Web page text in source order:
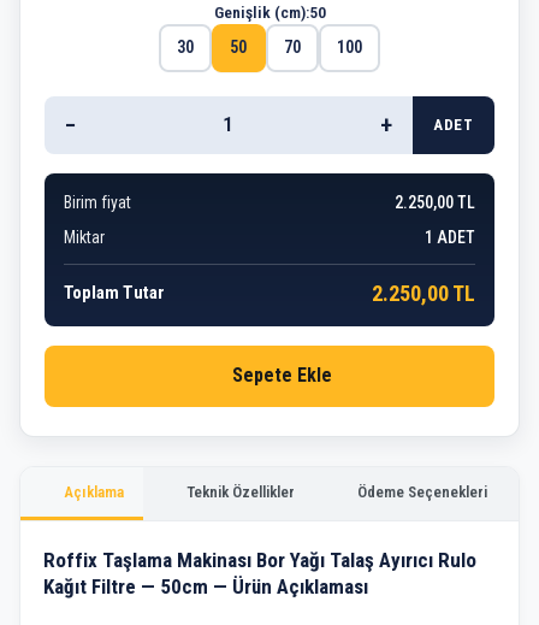
Açıklama Teknik Özellikler Ödeme Seçenekleri
Roffix Taşlama Makinası Bor Yağı Talaş Ayırıcı Rulo
Kağıt Filtre — 50cm — Ürün Açıklaması
Genişlik (cm):50
30
50 70 100
− + ADET
Birim fiyat
2.250,00 TL
Miktar
1 ADET
Toplam Tutar 2.250,00 TL
Sepete Ekle